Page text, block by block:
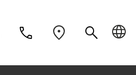
Nederlands